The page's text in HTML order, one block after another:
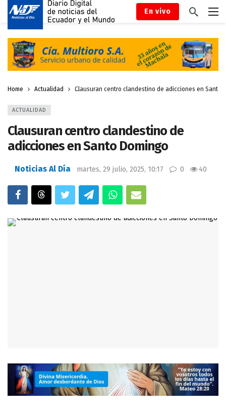
En vivo
Home Actualidad Clausuran centro clandestino de adicciones en Santo
ACTUALIDAD
Clausuran centro clandestino de
adicciones en Santo Domingo
Noticias Al Día martes, 29 julio, 2025, 10:17 0 40